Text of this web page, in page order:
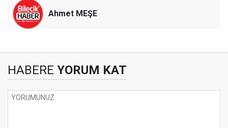
Ahmet MEŞE
HABERE YORUM KAT